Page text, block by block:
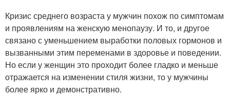
Кризис среднего возраста у мужчин похож по симптомам
и проявлениям на женскую менопаузу. И то, и другое
связано с уменьшением выработки половых гормонов и
вызванными этим переменами в здоровье и поведении.
Но если у женщин это проходит более гладко и меньше
отражается на изменении стиля жизни, то у мужчины
более ярко и демонстративно.